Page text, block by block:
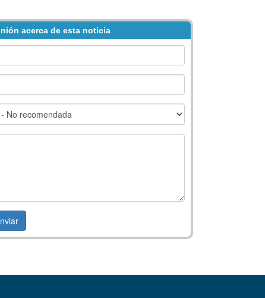
acerca de esta noticia